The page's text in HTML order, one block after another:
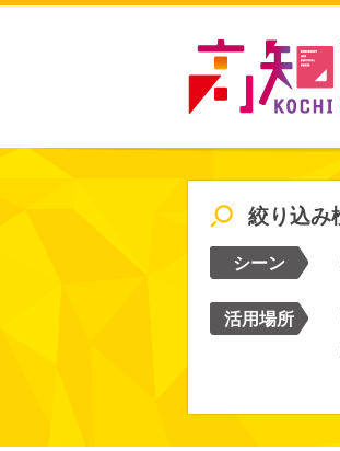
絞り込み
シーン
活用場所